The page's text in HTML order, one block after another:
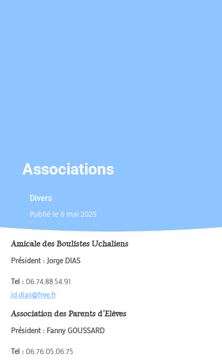
Associations
Divers
Publié le 6 mai 2025
Amicale des Boulistes Uchaliens
Président : Jorge DIAS
Tel : 06.74.88.54.91
jd.dias@free.fr
Association des Parents d’Elèves
Président : Fanny GOUSSARD
Tel : 06.76.05.06.75